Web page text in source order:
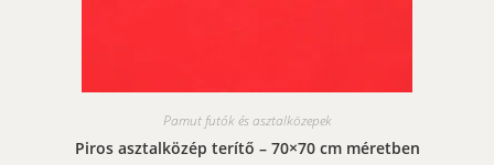
Pamut futók és asztalközepek
Piros asztalközép terítő – 70×70 cm méretben